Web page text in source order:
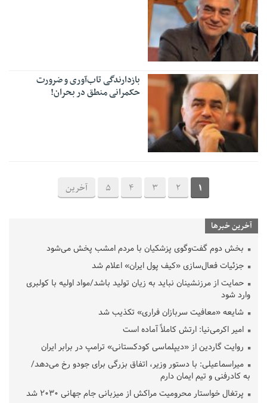
بازدارندگی تاب‌آوری و ضرورت
حکمرانی منطق در بحران!
1
2
3
4
5 آخرین
آخرین خبرها
بخش دوم گفت‌وگوی پزشکیان با مردم امشب پخش می‌شود
جزئیات فعال‌سازی «کیف پول ایران» اعلام شد
حمایت از مرزنشینان نباید به زیان تولید باشد/مواد اولیه با کولبری
وارد شود
شایعه «معافیت سربازان فراری» تکذیب شد
امیر اکرمی‌نیا: ارتش کاملاً آماده است
روایت گاردین از «دیپلماسی کودکستانی» ترامپ در برابر ایران
میراسماعیلی: با دستور وزیر، اتفاق بزرگی برای جودو رخ می‌دهد/
به کادرفنی و تیم ایمان دارم
پرتغال خواستار محرومیت مراکش از میزبانی جام جهانی ۲۰۳۰ شد